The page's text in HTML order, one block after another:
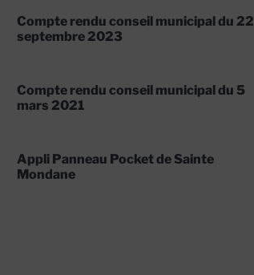
Compte rendu conseil municipal du 22
septembre 2023
Compte rendu conseil municipal du 5
mars 2021
Appli Panneau Pocket de Sainte
Mondane